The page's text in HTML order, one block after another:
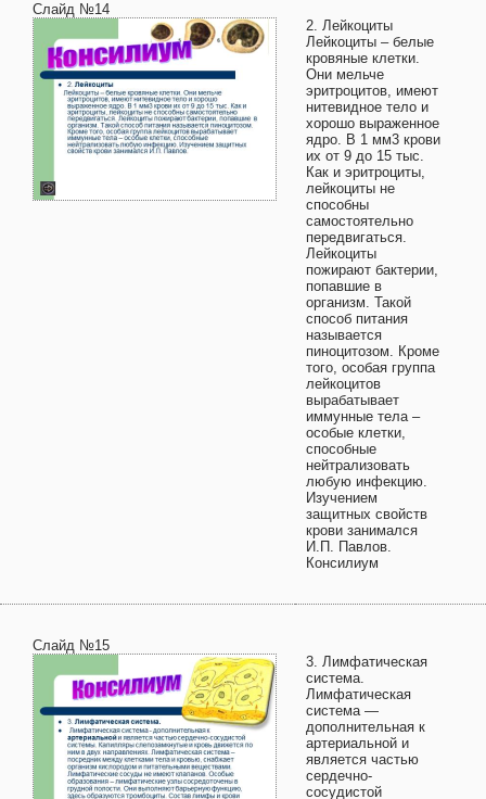
Слайд №14
2. Лейкоциты
Лейкоциты – белые
кровяные клетки.
Они мельче
эритроцитов, имеют
нитевидное тело и
хорошо выраженное
ядро. В 1 мм3 крови
их от 9 до 15 тыс.
Как и эритроциты,
лейкоциты не
способны
самостоятельно
передвигаться.
Лейкоциты
пожирают бактерии,
попавшие в
организм. Такой
способ питания
называется
пиноцитозом. Кроме
того, особая группа
лейкоцитов
вырабатывает
иммунные тела –
особые клетки,
способные
нейтрализовать
любую инфекцию.
Изучением
защитных свойств
крови занимался
И.П. Павлов.
Консилиум
Слайд №15
3. Лимфатическая
система.
Лимфатическая
система —
дополнительная к
артериальной и
является частью
сердечно-
сосудистой